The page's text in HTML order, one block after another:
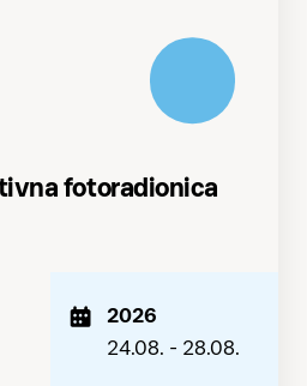
fotoradionica
2026
24.08. - 28.08.